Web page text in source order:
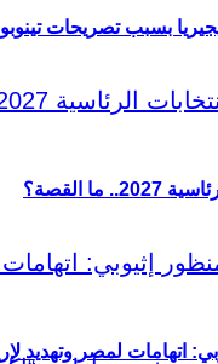
بسبب تصريحات تينوبو
القصة؟
لمصر وتهديد